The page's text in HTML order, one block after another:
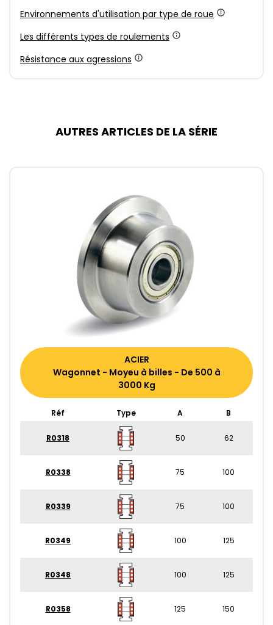
Environnements d'utilisation par type de roue
Les différents types de roulements
Résistance aux agressions
AUTRES ARTICLES DE LA SÉRIE
ACIER
Wagonnet - Moyeu à billes - De 500 à
3000 Kg
Réf Type A B
R0318 50 62
R0338 75 100
R0339 75 100
R0349 100 125
R0348 100 125
R0358 125 150